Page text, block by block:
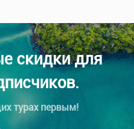
скидки для
турах первым!